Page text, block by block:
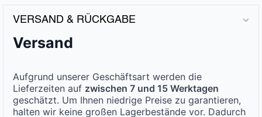
VERSAND & RÜCKGABE
Versand
Aufgrund unserer Geschäftsart werden die
Lieferzeiten auf zwischen 7 und 15 Werktagen
geschätzt. Um Ihnen niedrige Preise zu garantieren,
halten wir keine großen Lagerbestände vor. Dadurch